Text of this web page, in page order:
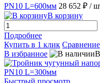
PN10 L=600мм 28 652 ₽ /
В корзину
Подробнее
Купить в 1 клик Сравнение
В избранное
Быстрый просмотр